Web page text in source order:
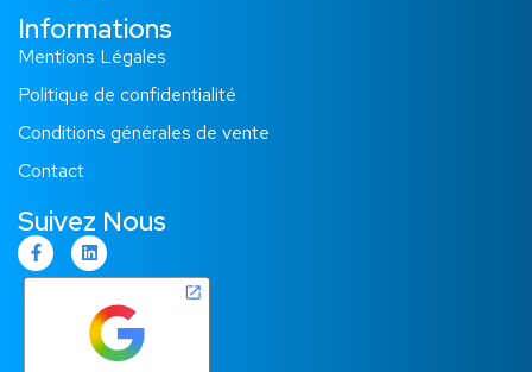
Informations
Mentions Légales
Politique de confidentialité
Conditions générales de vente
Contact
Suivez Nous